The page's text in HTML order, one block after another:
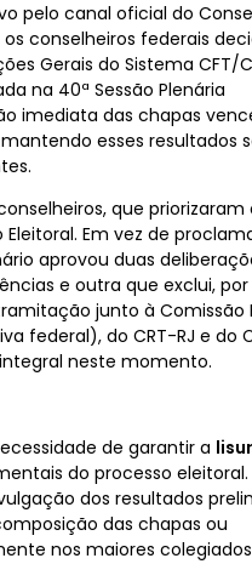
pelo canal oficial do
conselheiros federais
Gerais do Sistema CFT/
na 40ª Sessão Plenária
imediata das chapas
mantendo esses resultados
que priorizaram
Em vez de
aprovou duas
e outra que exclui, por
junto à Comissão
federal), do CRT-RJ e do
neste momento.
de garantir a
do processo eleitoral.
dos resultados
das chapas ou
nos maiores